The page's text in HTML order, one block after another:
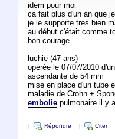
idem pour moi
ca fait plus d'un an que
je le supporte tres bien
au début c'était comme
bon courage
luchie (47 ans)
opérée le 07/07/2010 d'un
ascendante de 54 mm
mise en place d'un tube
maladie de Crohn +
emboliepulmonaire il y
Répondre Citer